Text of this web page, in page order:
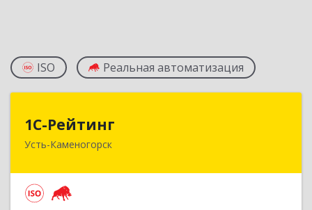
ISO Реальная автоматизация
1С-Рейтинг
Усть-Каменогорск
492024, Усть-Каменогорск, ул.Ушанова, 27